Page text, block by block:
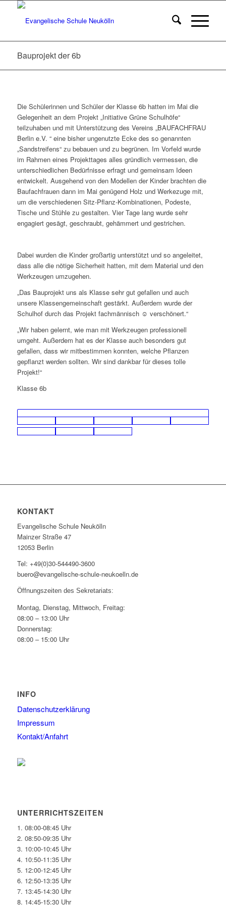
Bauprojekt der 6b
Die Schülerinnen und Schüler der Klasse 6b hatten im Mai die
Gelegenheit an dem Projekt „Initiative Grüne Schulhöfe“
teilzuhaben und mit Unterstützung des Vereins „BAUFACHFRAU
Berlin e.V. “ eine bisher ungenutzte Ecke des so genannten
„Sandstreifens“ zu bebauen und zu begrünen. Im Vorfeld wurde
im Rahmen eines Projekttages alles gründlich vermessen, die
unterschiedlichen Bedürfnisse erfragt und gemeinsam Ideen
entwickelt. Ausgehend von den Modellen der Kinder brachten die
Baufachfrauen dann im Mai genügend Holz und Werkezuge mit,
um die verschiedenen Sitz-Pflanz-Kombinationen, Podeste,
Tische und Stühle zu gestalten. Vier Tage lang wurde sehr
engagiert gesägt, geschraubt, gehämmert und gestrichen.
Dabei wurden die Kinder großartig unterstützt und so angeleitet,
dass alle die nötige Sicherheit hatten, mit dem Material und den
Werkzeugen umzugehen.
„Das Bauprojekt uns als Klasse sehr gut gefallen und auch
unsere Klassengemeinschaft gestärkt. Außerdem wurde der
Schulhof durch das Projekt fachmännisch ☺ verschönert.“
„Wir haben gelernt, wie man mit Werkzeugen professionell
umgeht. Außerdem hat es der Klasse auch besonders gut
gefallen, dass wir mitbestimmen konnten, welche Pflanzen
gepflanzt werden sollten. Wir sind dankbar für dieses tolle
Projekt!“
Klasse 6b
KONTAKT
Evangelische Schule Neukölln
Mainzer Straße 47
12053 Berlin
Tel: +49(0)30-544490-3600
buero@evangelische-schule-neukoelln.de
Öffnungszeiten des Sekretariats:
Montag, Dienstag, Mittwoch, Freitag:
08:00 – 13:00 Uhr
Donnerstag:
08:00 – 15:00 Uhr
INFO
Datenschutzerklärung
Impressum
Kontakt/Anfahrt
UNTERRICHTSZEITEN
1. 08:00-08:45 Uhr
2. 08:50-09:35 Uhr
3. 10:00-10:45 Uhr
4. 10:50-11:35 Uhr
5. 12:00-12:45 Uhr
6. 12:50-13:35 Uhr
7. 13:45-14:30 Uhr
8. 14:45-15:30 Uhr